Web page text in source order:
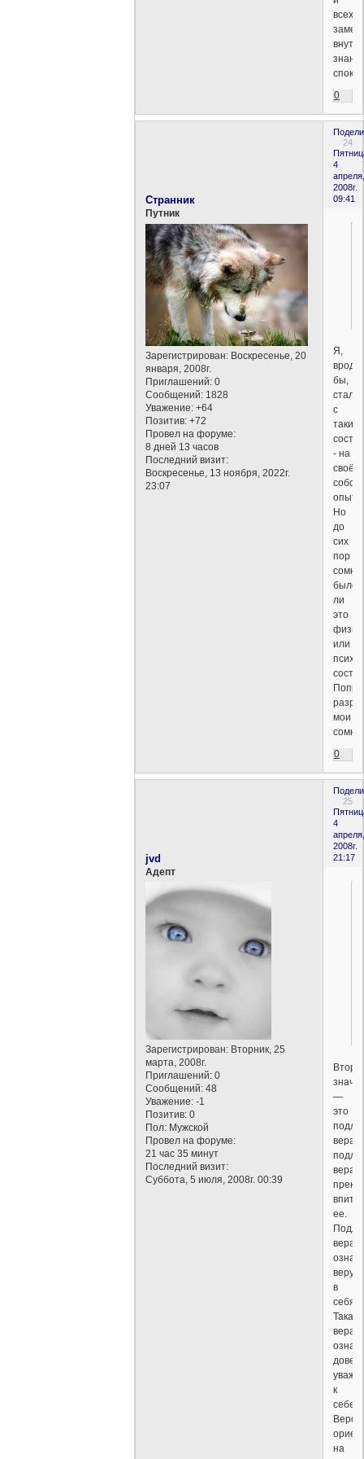
всех
0
24
4
апреля,
2008г.
09:41
Cтранник
Путник
Зарегистрирован: Воскресенье, 20
января, 2008г.
Приглашений: 0
Сообщений: 1828
Уважение: +64
Позитив: +72
Провел на форуме:
8 дней 13 часов
Последний визит:
Воскресенье, 13 ноября, 2022г.
23:07
Я,
вроде
бы,
с
таким
- на
своём
опыте.
Но
до
сих
пор
было
ли
это
или
мои
0
25
4
апреля,
2008г.
21:17
jvd
Aдепт
Зарегистрирован: Вторник, 25
марта, 2008г.
Приглашений: 0
Сообщений: 48
Уважение: -1
Позитив: 0
Пол: Мужской
Провел на форуме:
21 час 35 минут
Последний визит:
Суббота, 5 июля, 2008г. 00:39
—
это
вера;
вера
ее.
вера
веру
в
себя.
Такая
вера
к
себе.
на